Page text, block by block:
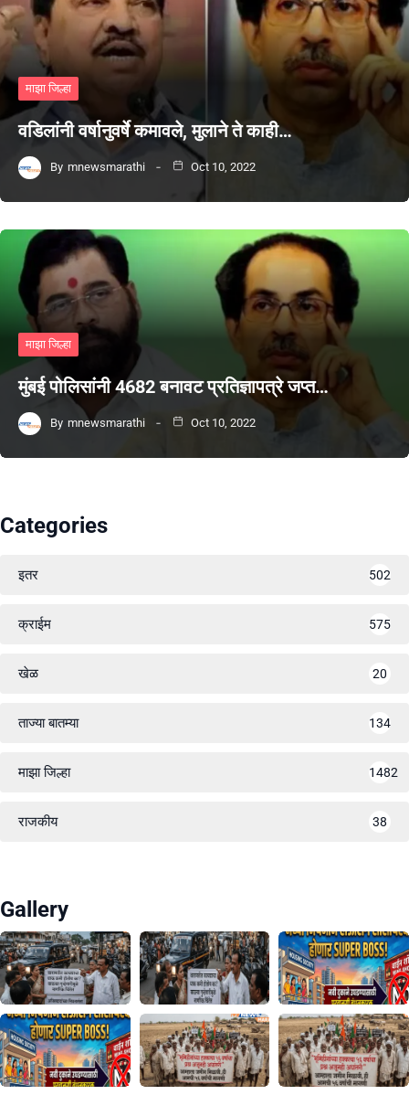
माझा जिल्हा
वडिलांनी वर्षानुवर्षे कमावले, मुलाने ते काही…
By mnewsmarathi Oct 10, 2022
माझा जिल्हा
मुंबई पोलिसांनी 4682 बनावट प्रतिज्ञापत्रे जप्त…
By mnewsmarathi Oct 10, 2022
Categories
इतर 502
क्राईम 575
खेळ 20
ताज्या बातम्या 134
माझा जिल्हा 1482
राजकीय 38
Gallery